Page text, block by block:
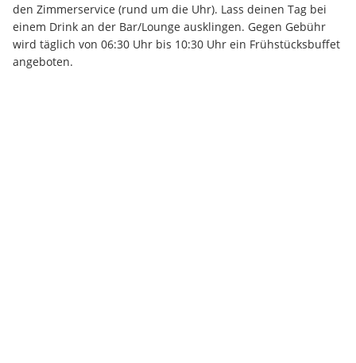
den Zimmerservice (rund um die Uhr). Lass deinen Tag bei
einem Drink an der Bar/Lounge ausklingen. Gegen Gebühr
wird täglich von 06:30 Uhr bis 10:30 Uhr ein Frühstücksbuffet
angeboten.